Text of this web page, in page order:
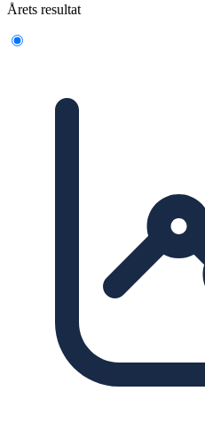
Årets resultat